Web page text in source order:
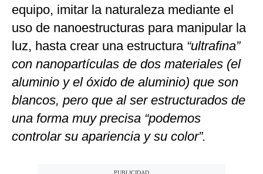
equipo, imitar la naturaleza mediante el
uso de nanoestructuras para manipular la
luz, hasta crear una estructura “ultrafina”
con nanopartículas de dos materiales (el
aluminio y el óxido de aluminio) que son
blancos, pero que al ser estructurados de
una forma muy precisa “podemos
controlar su apariencia y su color”.